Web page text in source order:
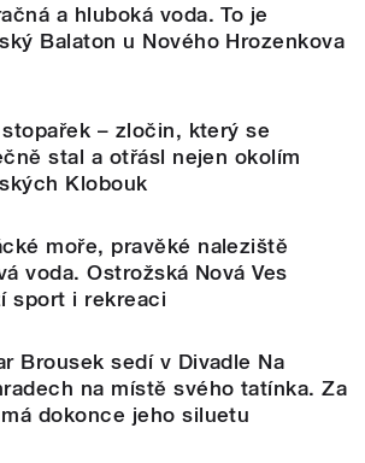
a hluboká voda. To je
Balaton u Nového Hrozenkova
– zločin, který se
stal a otřásl nejen okolím
Klobouk
moře, pravěké naleziště
voda. Ostrožská Nová Ves
sport i rekreaci
Brousek sedí v Divadle Na
na místě svého tatínka. Za
dokonce jeho siluetu